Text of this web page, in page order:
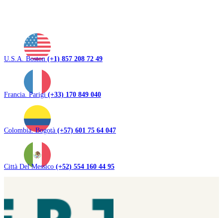
U.S.A. Boston(+1) 857 208 72 49
Francia. Parigi(+33) 170 849 040
Colombia. Bogotà (+57) 601 75 64 047
Città Del Messico (+52) 554 160 44 95